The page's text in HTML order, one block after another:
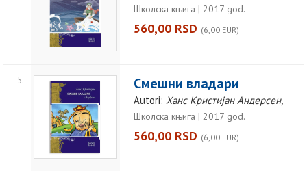
Школска књига | 2017 god.
560,00 RSD (6,00 EUR)
5. Смешни владари
Autori: Ханс Кристијан Андерсен,
Школска књига | 2017 god.
560,00 RSD (6,00 EUR)